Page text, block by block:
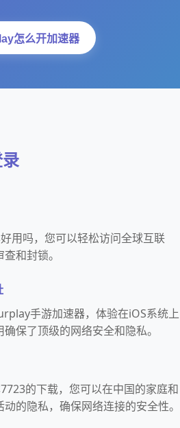
怎么开加速器
用吗，您可以轻松访问全球互联
和封锁。
手游加速器，体验在iOS系统上
保了顶级的网络安全和隐私。
的下载，您可以在中国的家庭和
的隐私，确保网络连接的安全性。